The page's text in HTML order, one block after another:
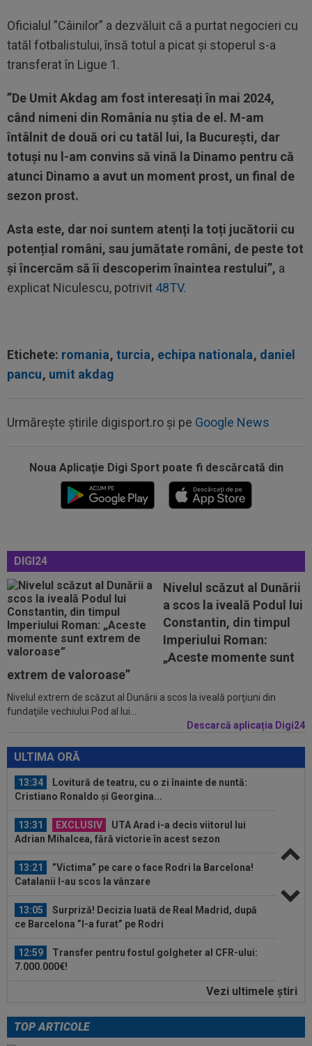
Oficialul ”Câinilor” a dezvăluit că a purtat negocieri cu
tatăl fotbalistului, însă totul a picat și stoperul s-a
transferat în Ligue 1.
”De Umit Akdag am fost interesați în mai 2024,
când nimeni din România nu știa de el. M-am
întâlnit de două ori cu tatăl lui, la București, dar
totuși nu l-am convins să vină la Dinamo pentru că
atunci Dinamo a avut un moment prost, un final de
sezon prost.
Asta este, dar noi suntem atenți la toți jucătorii cu
potențial români, sau jumătate români, de peste tot
și încercăm să îi descoperim înaintea restului”, a
explicat Niculescu, potrivit 48TV.
Etichete: romania, turcia, echipa nationala, daniel
pancu, umit akdag
Urmărește știrile digisport.ro și pe Google News
Noua Aplicaţie Digi Sport poate fi descărcată din
DIGI24
Nivelul scăzut al Dunării
a scos la iveală Podul lui
Constantin, din timpul
Imperiului Roman:
„Aceste momente sunt
extrem de valoroase”
Nivelul extrem de scăzut al Dunării a scos la iveală porţiuni din
fundaţiile vechiului Pod al lui...
Descarcă aplicația Digi24
ULTIMA ORĂ
EXCLUSIV
UTA Arad i-a decis viitorul lui
Adrian Mihalcea, fără victorie în acest sezon
13:05
Surpriză! Decizia luată de Real Madrid, după
ce Barcelona ”l-a furat” pe Rodri
12:59
Transfer pentru fostul golgheter al CFR-ului:
7.000.000€!
12:46
Au refuzat oferta de 30.000.000 €, iar Inter mai
are o șansă!
13:38
Cosmin Matei a fost suspendat pentru dopaj!
Verdictul final dat de TAS
Ioan Varga la CFR Cluj și n-a mai rezistat
13:34
Lovitură de teatru, cu o zi înainte de nuntă:
Cristiano Ronaldo și Georgina...
13:31 EXCLUSIV
UTA Arad i-a decis viitorul lui
Adrian Mihalcea, fără victorie în acest sezon
13:21
”Victima” pe care o face Rodri la Barcelona!
Catalanii l-au scos la vânzare
13:05
Surpriză! Decizia luată de Real Madrid, după
ce Barcelona ”l-a furat” pe Rodri
12:59
Transfer pentru fostul golgheter al CFR-ului:
7.000.000€!
Au refuzat oferta de 30.000.000 €, iar Inter mai
13:38 Cosmin Matei a fost suspendat pentru dopaj!
Vezi ultimele ştiri
TOP ARTICOLE